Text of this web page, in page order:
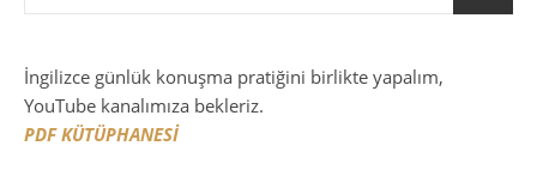
İngilizce günlük konuşma pratiğini birlikte yapalım,
YouTube kanalımıza bekleriz.
PDF KÜTÜPHANESİ